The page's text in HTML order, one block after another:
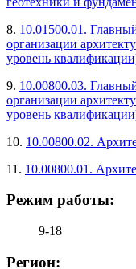
8. 10.01500.01.
организации
уровень
9. 10.00800.03.
организации
уровень
10. 10.00800.02.
11. 10.00800.01.
Режим работы:
9-18
Регион: